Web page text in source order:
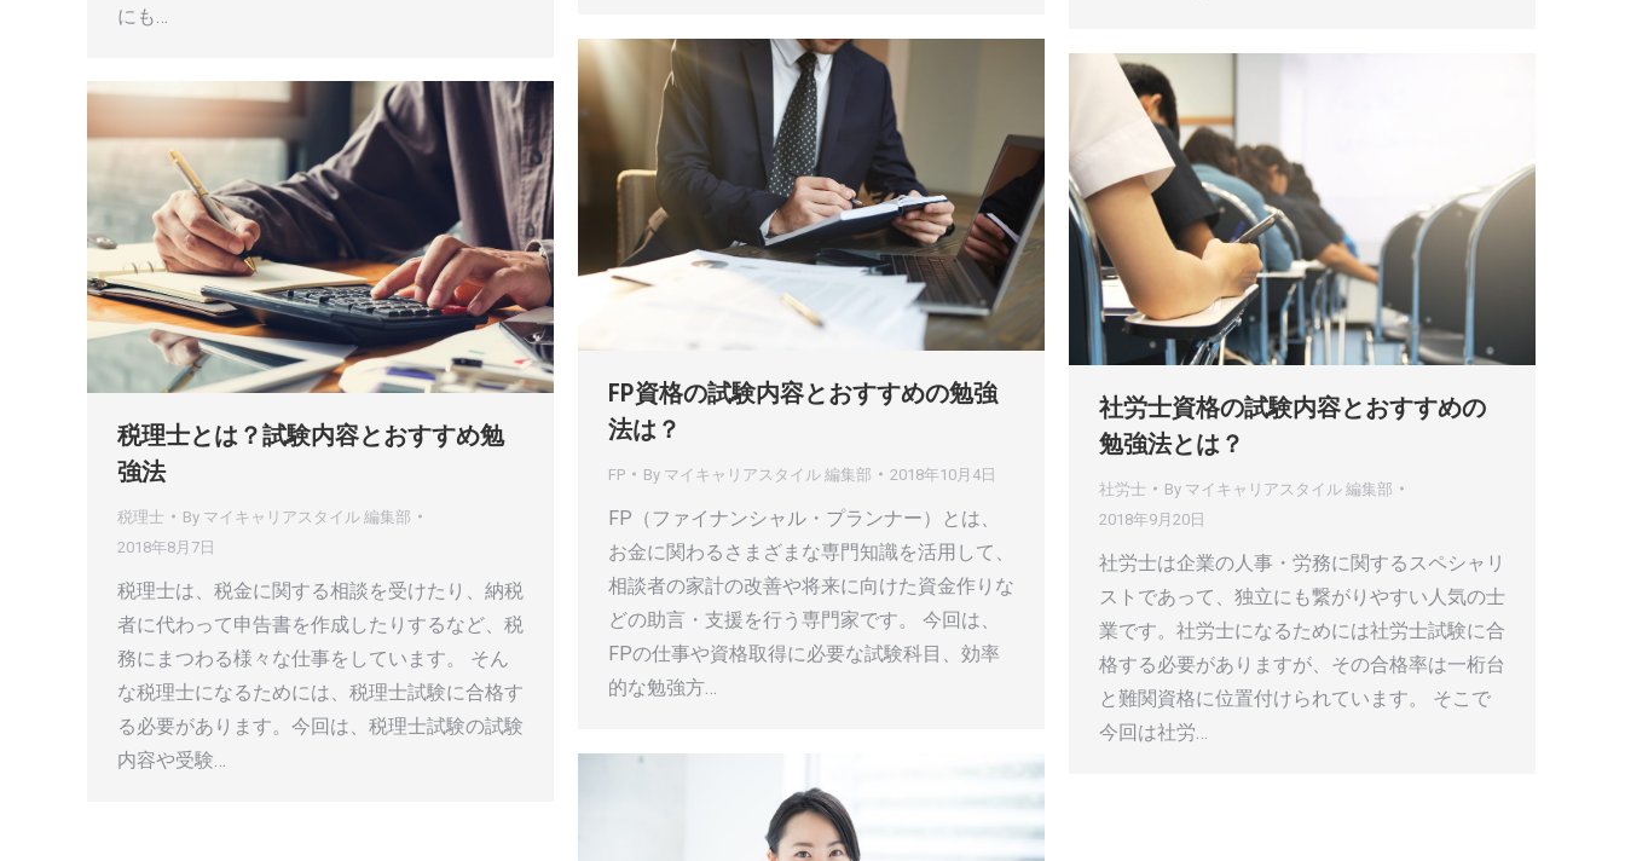
にも…
FP資格の試験内容とおすすめの勉強
法は？
FP By マイキャリアスタイル 編集部 2018年10月4日
FP（ファイナンシャル・プランナー）とは、
お金に関わるさまざまな専門知識を活用して、
相談者の家計の改善や将来に向けた資金作りな
どの助言・支援を行う専門家です。 今回は、
FPの仕事や資格取得に必要な試験科目、効率
的な勉強方…
社労士資格の試験内容とおすすめの
勉強法とは？
社労士 By マイキャリアスタイル 編集部
2018年9月20日
社労士は企業の人事・労務に関するスペシャリ
ストであって、独立にも繋がりやすい人気の士
業です。社労士になるためには社労士試験に合
格する必要がありますが、その合格率は一桁台
と難関資格に位置付けられています。 そこで
今回は社労…
税理士とは？試験内容とおすすめ勉
強法
税理士 By マイキャリアスタイル 編集部
2018年8月7日
税理士は、税金に関する相談を受けたり、納税
者に代わって申告書を作成したりするなど、税
務にまつわる様々な仕事をしています。 そん
な税理士になるためには、税理士試験に合格す
る必要があります。今回は、税理士試験の試験
内容や受験…